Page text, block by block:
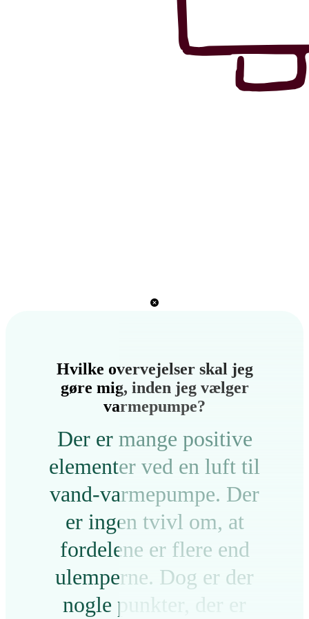
Hvilke overvejelser skal jeg
gøre mig, inden jeg vælger
varmepumpe?
Der er mange positive
elementer ved en luft til
vand-varmepumpe. Der
er ingen tvivl om, at
fordelene er flere end
ulemperne. Dog er der
nogle punkter, der er